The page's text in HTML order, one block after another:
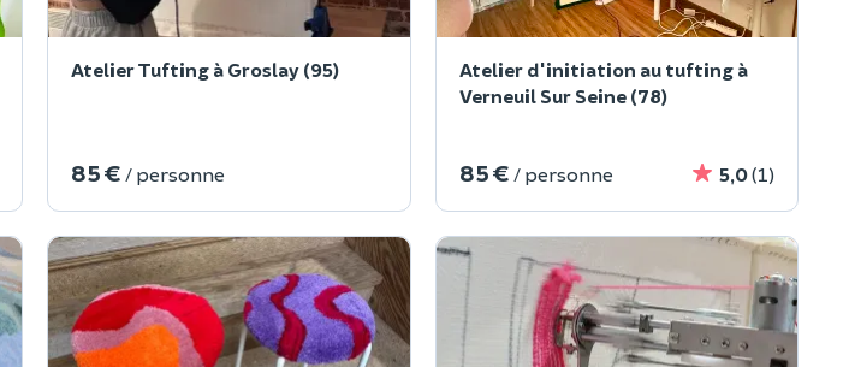
Atelier Tufting à Groslay (95)
85 € / personne
Atelier d'initiation au tufting à
Verneuil Sur Seine (78)
85 € / personne 5,0(1)